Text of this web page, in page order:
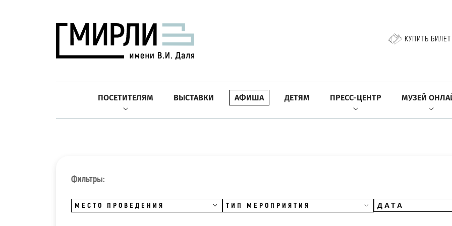
КУПИТЬ БИЛЕТ
ПОСЕТИТЕЛЯМ ВЫСТАВКИ АФИША ДЕТЯМ ПРЕСС-ЦЕНТР МУЗЕЙ
Фильтры:
МЕСТО ПРОВЕДЕНИЯ ТИП МЕРОПРИЯТИЯ